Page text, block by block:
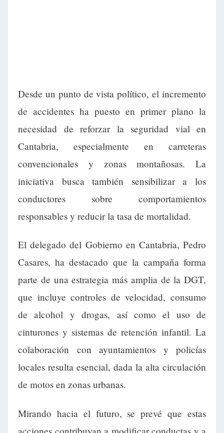
Desde un punto de vista político, el incremento
de accidentes ha puesto en primer plano la
necesidad de reforzar la seguridad vial en
Cantabria, especialmente en carreteras
convencionales y zonas montañosas. La
iniciativa busca también sensibilizar a los
conductores sobre comportamientos
responsables y reducir la tasa de mortalidad.
El delegado del Gobierno en Cantabria, Pedro
Casares, ha destacado que la campaña forma
parte de una estrategia más amplia de la DGT,
que incluye controles de velocidad, consumo
de alcohol y drogas, así como el uso de
cinturones y sistemas de retención infantil. La
colaboración con ayuntamientos y policías
locales resulta esencial, dada la alta circulación
de motos en zonas urbanas.
Mirando hacia el futuro, se prevé que estas